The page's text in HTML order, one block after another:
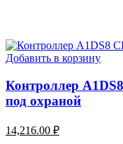
Добавить в корзину
Контроллер
под охраной
14,216.00 ₽